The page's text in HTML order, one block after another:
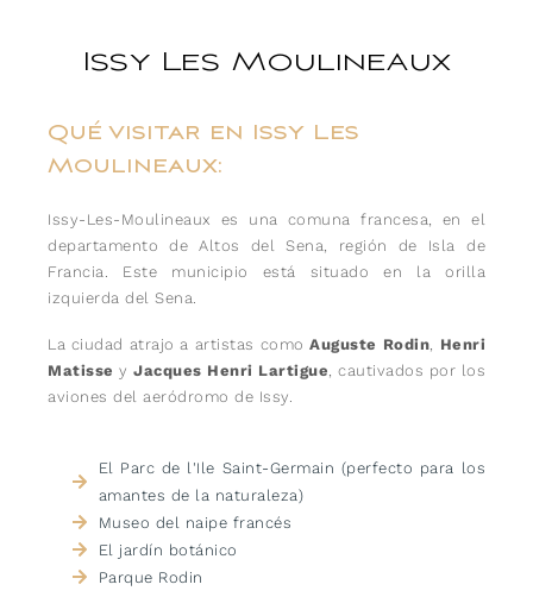
Issy Les Moulineaux
Qué visitar en Issy Les
Moulineaux:
Issy-Les-Moulineaux es una comuna francesa, en el
departamento de Altos del Sena, región de Isla de
Francia. Este municipio está situado en la orilla
izquierda del Sena.
La ciudad atrajo a artistas comoAuguste Rodin
Henri
Matisse y Jacques Henri Lartigue , cautivados por los
aviones del aeródromo de Issy.
El Parc de l'Ile Saint-Germain (perfecto para los
amantes de la naturaleza)
Museo del naipe francés
El jardín botánico
Parque Rodin